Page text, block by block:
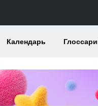
Календарь